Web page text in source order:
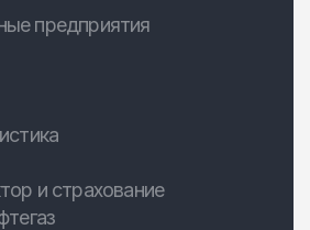
предприятия
и страхование